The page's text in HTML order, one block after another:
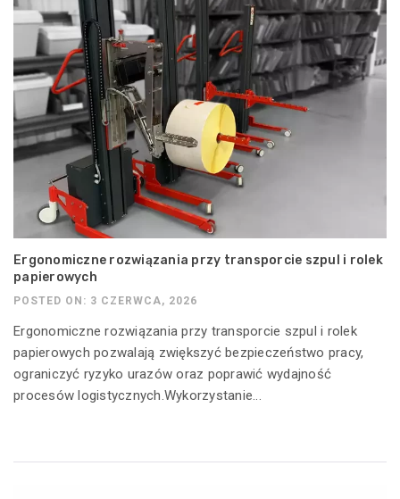
Ergonomiczne rozwiązania przy transporcie szpul i rolek
papierowych
POSTED ON: 3 CZERWCA, 2026
Ergonomiczne rozwiązania przy transporcie szpul i rolek
papierowych pozwalają zwiększyć bezpieczeństwo pracy,
ograniczyć ryzyko urazów oraz poprawić wydajność
procesów logistycznych.Wykorzystanie...